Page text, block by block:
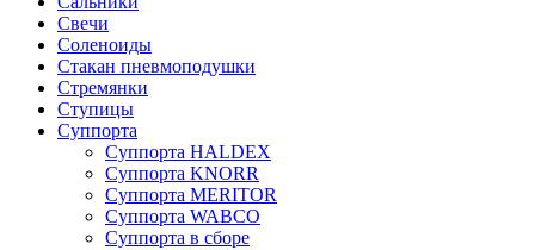
Свечи
Соленоиды
Стакан пневмоподушки
Стремянки
Ступицы
Суппорта
Суппорта HALDEX
Суппорта KNORR
Суппорта MERITOR
Суппорта WABCO
Суппорта в сборе